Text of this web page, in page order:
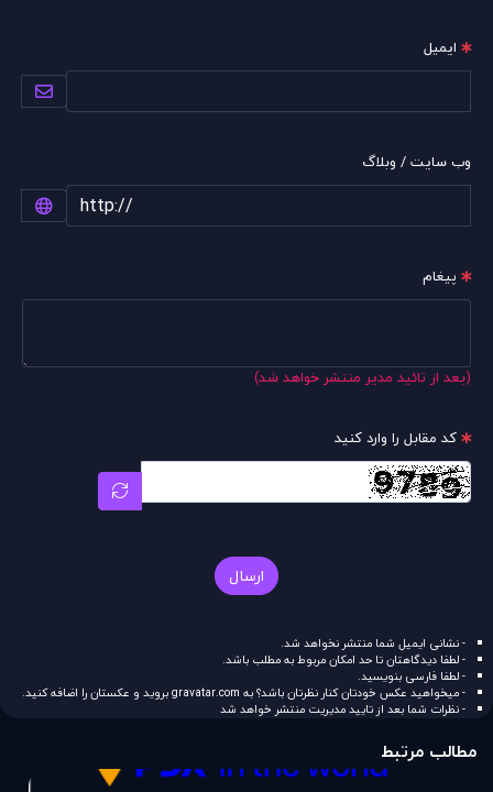
ایمیل
وب سایت / وبلاگ
پیغام
(بعد از تائید مدیر منتشر خواهد شد)
کد مقابل را وارد کنید
ارسال
- نشانی ایمیل شما منتشر نخواهد شد.
- لطفا دیدگاهتان تا حد امکان مربوط به مطلب باشد.
- لطفا فارسی بنویسید.
- میخواهید عکس خودتان کنار نظرتان باشد؟ به gravatar.comبروید و عکستان را اضافه کنید.
- نظرات شما بعد از تایید مدیریت منتشر خواهد شد
مطالب مرتبط